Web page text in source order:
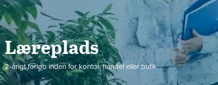
Læreplads
2-årigt forløb inden for kontor, handel eller butik.